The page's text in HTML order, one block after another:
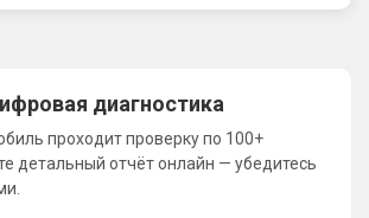
диагностика
проходит проверку по 100+
детальный отчёт онлайн — убедитесь